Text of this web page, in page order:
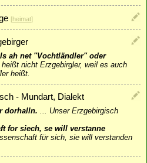
[heimat]
ah net "Vochtländler" oder
nicht Erzgebirgler, weil es auch
heißt.
- Mundart, Dialekt
dorhalln.
Unser Erzgebirgisch
for siech, se will verstanne
für sich, sie will verstanden